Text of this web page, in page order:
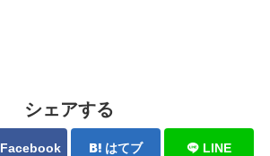
シェアする
Facebook はてブ LINE